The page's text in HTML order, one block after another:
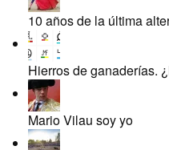
10 años de la última
Hierros de ganaderías.
Mario Vilau soy yo